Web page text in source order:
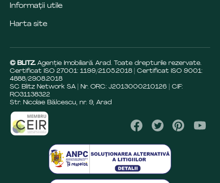
Informații utile
Harta site
© BLITZ. Agenție Imobiliară Arad. Toate drepturile rezervate.
Certificat ISO 27001: 1199/21.05.2018 | Certificat ISO 9001:
4888/29.08.2018
SC Blitz Network SA | Nr. ORC: J2013000210126 | CIF:
RO31138322
Str. Nicolae Bălcescu, nr. 9, Arad